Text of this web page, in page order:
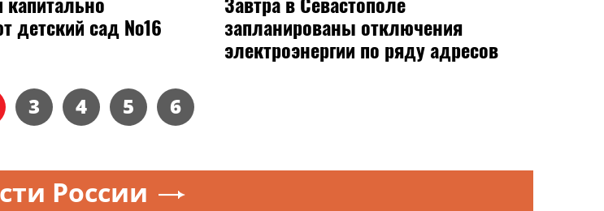
детский сад №16 запланированы отключения
электроэнергии по ряду адресов
3 4 5 6
России